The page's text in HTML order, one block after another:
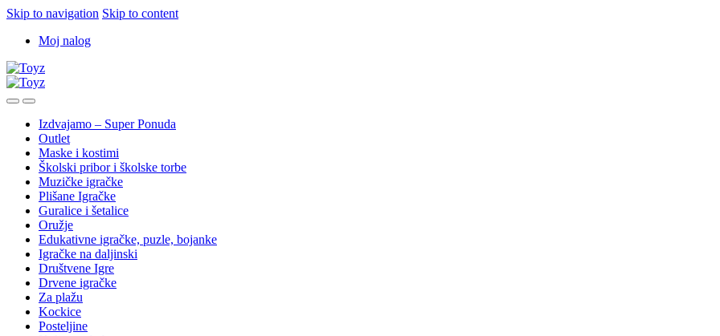
Skip to navigation Skip to content
Moj nalog
Izdvajamo – Super Ponuda
Outlet
Maske i kostimi
Školski pribor i školske torbe
Muzičke igračke
Plišane Igračke
Guralice i šetalice
Oružje
Edukativne igračke, puzle, bojanke
Igračke na daljinski
Društvene Igre
Drvene igračke
Za plažu
Kockice
Posteljine